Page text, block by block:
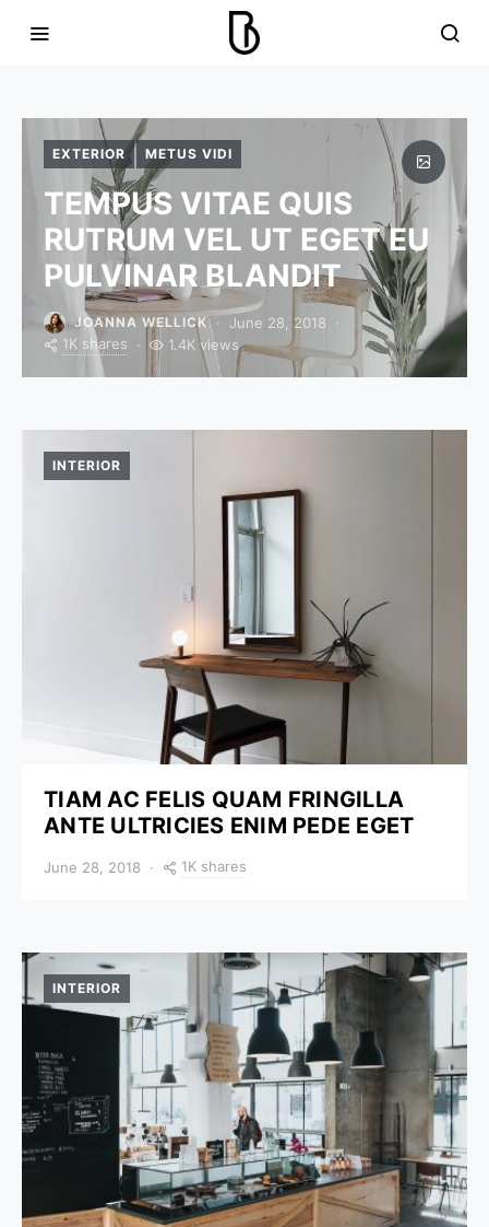
EXTERIOR METUS VIDI
TEMPUS VITAE QUIS
RUTRUM VEL UT EGET EU
PULVINAR BLANDIT
JOANNA WELLICK
June 28, 2018
1K shares
1.4K views
INTERIOR
TIAM AC FELIS QUAM FRINGILLA
ANTE ULTRICIES ENIM PEDE EGET
June 28, 2018 1K shares
INTERIOR